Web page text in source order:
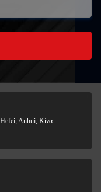
Anhui, Κίνα